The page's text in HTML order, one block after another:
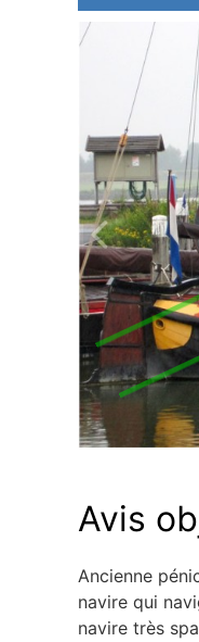
Avis
Ancienne
navire qui
navire très